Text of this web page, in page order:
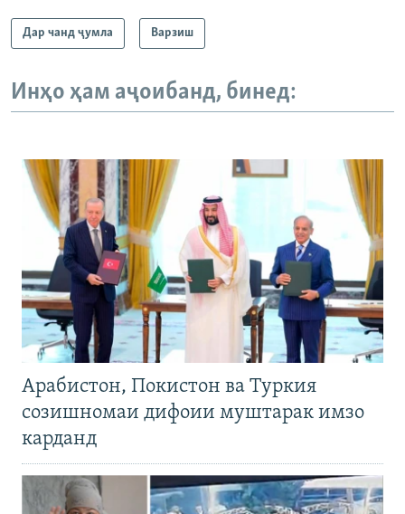
Дар чанд ҷумла Варзиш
Инҳо ҳам аҷоибанд, бинед:
Арабистон, Покистон ва Туркия
созишномаи дифоии муштарак имзо
карданд